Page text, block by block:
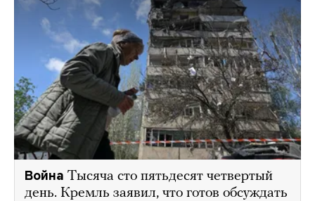
Война Тысяча сто пятьдесят четвертый
день. Кремль заявил, что готов обсуждать